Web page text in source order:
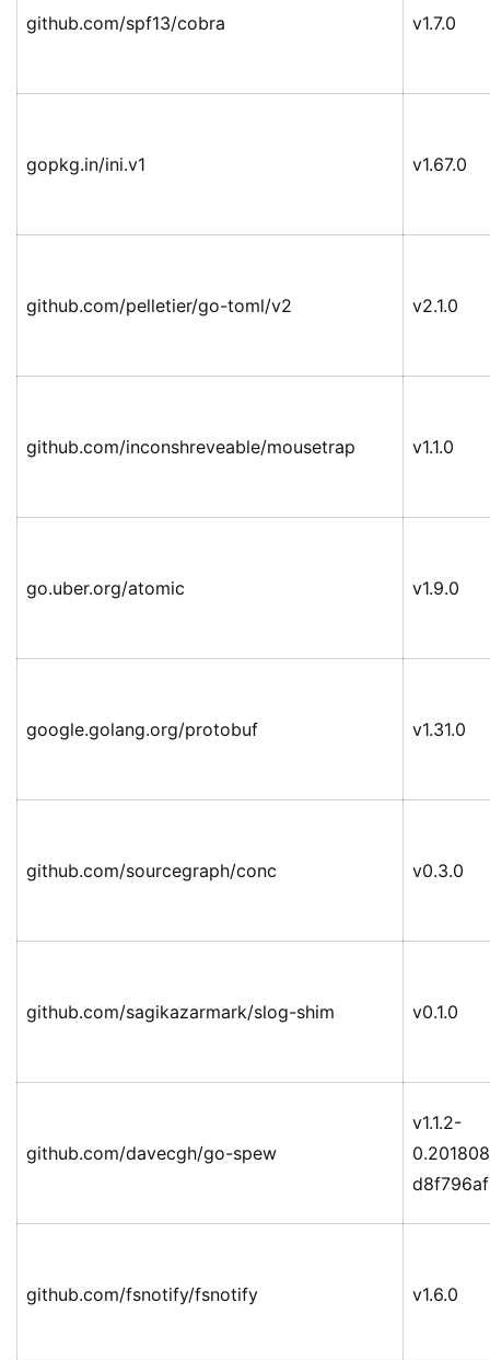
github.com/spf13/cobra v1.7.0
gopkg.in/ini.v1 v1.67.0
github.com/pelletier/go-toml/v2 v2.1.0
github.com/inconshreveable/mousetrap v1.1.0
go.uber.org/atomic v1.9.0
google.golang.org/protobuf v1.31.0
github.com/sourcegraph/conc v0.3.0
github.com/sagikazarmark/slog-shim v0.1.0
github.com/davecgh/go-spew
v1.1.2-
github.com/fsnotify/fsnotify v1.6.0